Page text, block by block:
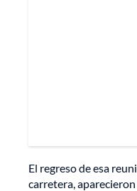
El regreso de esa
carretera,